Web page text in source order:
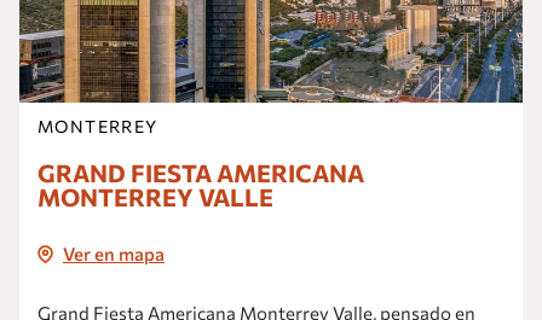
MONTERREY
GRAND FIESTA AMERICANA
MONTERREY VALLE
Ver en mapa
Grand Fiesta Americana Monterrey Valle, pensado en